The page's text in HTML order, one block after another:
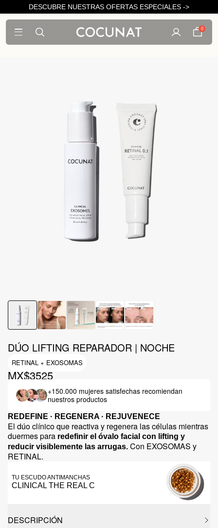
DESCUBRE NUESTRAS OFERTAS ESPECIALES ->
0
DÚO LIFTING REPARADOR | NOCHE
RETINAL + EXOSOMAS
MX$3525
+150.000 mujeres satisfechas recomiendan
nuestros productos
REDEFINE · REGENERA · REJUVENECE
El dúo clínico que reactiva y regenera las células mientras
duermes para redefinir el óvalo facial con lifting y
reducir visiblemente las arrugas. Con EXOSOMAS y
RETINAL.
TU ESCUDO ANTIMANCHAS
CLINICAL THE REAL C
DESCRIPCIÓN